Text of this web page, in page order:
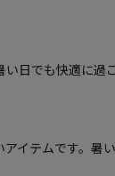
日でも快適に過
イテムです。暑